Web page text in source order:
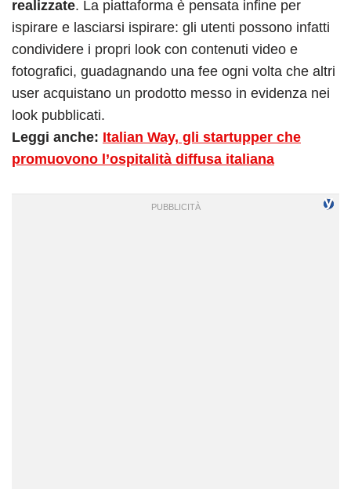
realizzate. La piattaforma è pensata infine per
ispirare e lasciarsi ispirare: gli utenti possono infatti
condividere i propri look con contenuti video e
fotografici, guadagnando una fee ogni volta che altri
user acquistano un prodotto messo in evidenza nei
look pubblicati.
Leggi anche: Italian Way, gli startupper che
promuovono l’ospitalità diffusa italiana